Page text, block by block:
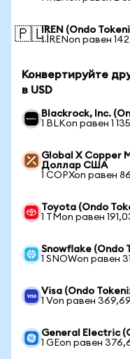
🇵🇱IREN (Ondo
1 IRENon равен
Конвертируйте
в USD
Blackrock, Inc.
1 BLKon равен 1
Global X Copper
Доллар США
1 COPXon равен
Toyota (Ondo
1 TMon равен
Snowflake (Ondo
1 SNOWon равен
Visa (Ondo
1 Von равен
General Electric
1 GEon равен